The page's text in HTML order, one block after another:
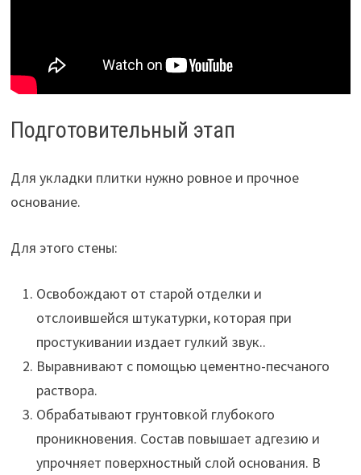
Подготовительный этап
Для укладки плитки нужно ровное и прочное
основание.
Для этого стены:
Освобождают от старой отделки и
отслоившейся штукатурки, которая при
простукивании издает гулкий звук..
Выравнивают с помощью цементно-песчаного
раствора.
Обрабатывают грунтовкой глубокого
проникновения. Состав повышает адгезию и
упрочняет поверхностный слой основания. В